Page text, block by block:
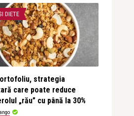
DIETE
strategia
care poate reduce
„rău” cu până la 30%